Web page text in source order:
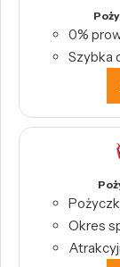
0%
Szybka
Okres